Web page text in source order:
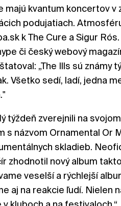
majú kvantum koncertov v
podujatiach.
k The Cure a Sigur
či český webový
„The Ills sú známy
Všetko sedí, ladí, jedna
týždeň zverejnili na
s názvom Ornamental Or
skladieb.
zhodnotil nový album
veselší a rýchlejší
aj na reakcie ľudí. Nielen